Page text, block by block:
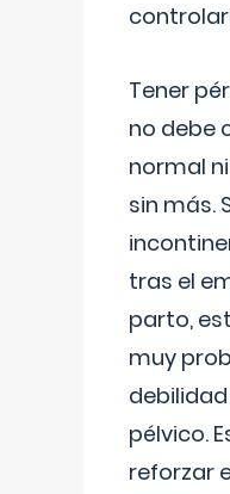
Tener
no debe
normal
sin más.
tras el
parto,
muy
pélvico.
reforzar